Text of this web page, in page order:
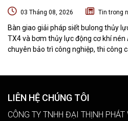
NGHIỆP CHUYÊN BẢO TRÌ VÀ THI
03 Tháng 08, 2026 Tin trong
Bàn giao giải pháp siết bulong thủy
TX4 và bơm thủy lực động cơ khí
chuyên bảo trì công nghiệp, thi công
LIÊN HỆ CHÚNG TÔI
CÔNG TY TNHH ĐẠI THỊNH PHÁT